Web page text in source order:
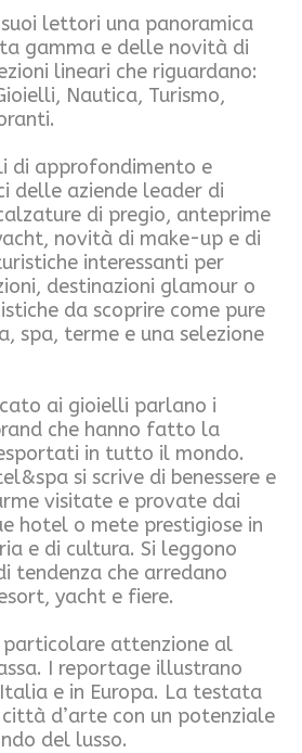
lettori una panoramica
gamma e delle novità di
lineari che riguardano:
Nautica, Turismo,
di approfondimento e
delle aziende leader di
di pregio, anteprime
novità di make-up e di
interessanti per
destinazioni glamour o
da scoprire come pure
spa, terme e una selezione
ai gioielli parlano i
che hanno fatto la
in tutto il mondo.
si scrive di benessere e
visitate e provate dai
hotel o mete prestigiose in
e di cultura. Si leggono
tendenza che arredano
yacht e fiere.
attenzione al
I reportage illustrano
e in Europa. La testata
d’arte con un potenziale
del lusso.